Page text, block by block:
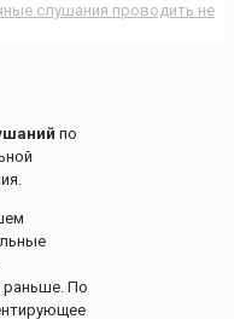
слушания проводить не
по
раньше. По